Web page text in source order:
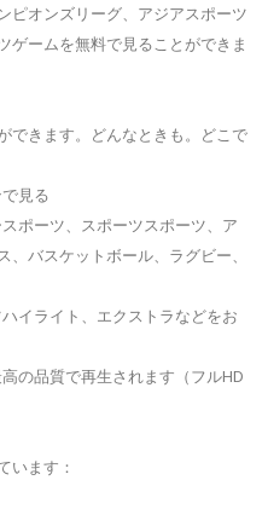
ピオンズリーグ、アジアスポーツ
ゲームを無料で見ることができま
できます。どんなときも。どこで
見る
ポーツ、スポーツスポーツ、ア
バスケットボール、ラグビー、
イライト、エクストラなどをお
の品質で再生されます（フルHD
います：